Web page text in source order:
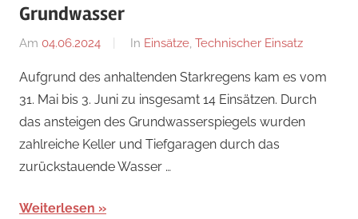
Grundwasser
Am 04.06.2024
Von
Steiner
In Einsätze, Technischer Einsatz
Aufgrund des anhaltenden Starkregens kam es vom
31. Mai bis 3. Juni zu insgesamt 14 Einsätzen. Durch
das ansteigen des Grundwasserspiegels wurden
zahlreiche Keller und Tiefgaragen durch das
zurückstauende Wasser …
Weiterlesen